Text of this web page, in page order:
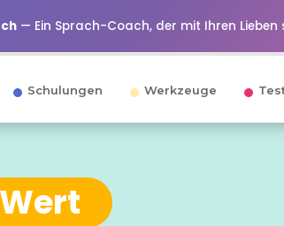
— Ein Sprach-Coach, der mit Ihren Lieben
Schulungen Werkzeuge